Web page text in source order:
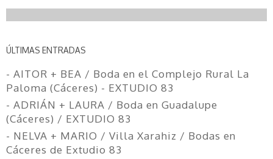
ÚLTIMAS ENTRADAS
- AITOR + BEA / Boda en el Complejo Rural La
Paloma (Cáceres) - EXTUDIO 83
- ADRIÁN + LAURA / Boda en Guadalupe
(Cáceres) / EXTUDIO 83
- NELVA + MARIO / Villa Xarahiz / Bodas en
Cáceres de Extudio 83